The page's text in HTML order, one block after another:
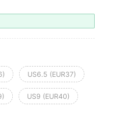
US6.5 (EUR37)
US9 (EUR40)